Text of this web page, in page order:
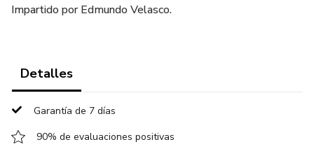
Impartido por Edmundo Velasco.
Detalles
Garantía de 7 días
90% de evaluaciones positivas